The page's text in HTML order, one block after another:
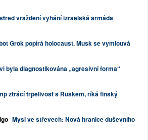
vraždění vyhání izraelská armáda
Grok popírá holocaust. Musk se vymlouvá
byla diagnostikována „agresivní forma“
ztrácí trpělivost s Ruskem, říká finský
Mysl ve střevech: Nová hranice duševního